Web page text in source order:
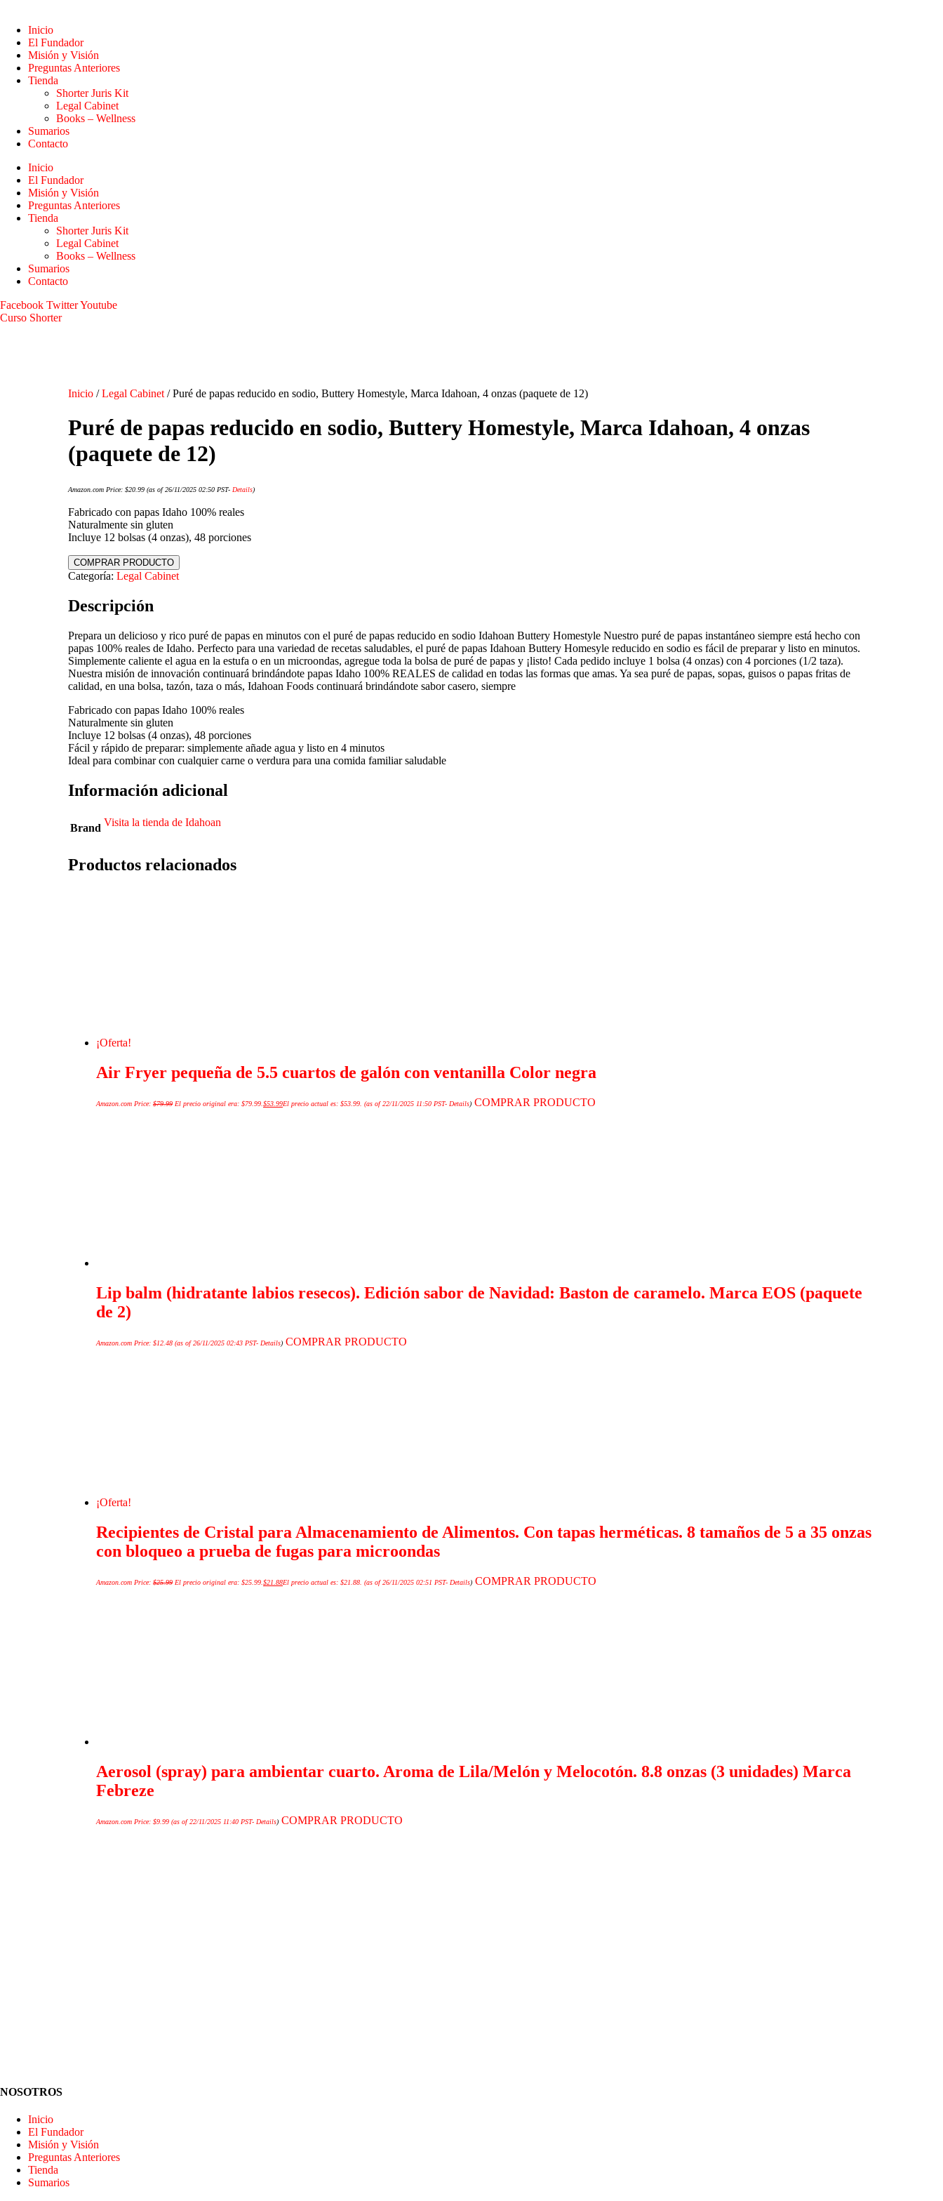
Inicio
El Fundador
Misión y Visión
Preguntas Anteriores
Tienda
Shorter Juris Kit
Legal Cabinet
Books – Wellness
Sumarios
Contacto
Inicio
El Fundador
Misión y Visión
Preguntas Anteriores
Tienda
Shorter Juris Kit
Legal Cabinet
Books – Wellness
Sumarios
Contacto
Facebook TwitterYoutube
Curso Shorter
Inicio /Legal Cabinet / Puré de papas reducido en sodio, Buttery Homestyle, Marca Idahoan, 4 onzas (paquete de 12)
Puré de papas reducido en sodio, Buttery Homestyle, Marca Idahoan, 4 onzas
(paquete de 12)
Amazon.com Price: $20.99 (as of 26/11/2025 02:50 PST- Details)
Fabricado con papas Idaho 100% reales
Naturalmente sin gluten
Incluye 12 bolsas (4 onzas), 48 porciones
COMPRAR PRODUCTO
Categoría: Legal Cabinet
Descripción
Prepara un delicioso y rico puré de papas en minutos con el puré de papas reducido en sodio Idahoan Buttery Homestyle Nuestro puré de papas instantáneo siempre está hecho con
papas 100% reales de Idaho. Perfecto para una variedad de recetas saludables, el puré de papas Idahoan Buttery Homesyle reducido en sodio es fácil de preparar y listo en minutos.
Simplemente caliente el agua en la estufa o en un microondas, agregue toda la bolsa de puré de papas y ¡listo! Cada pedido incluye 1 bolsa (4 onzas) con 4 porciones (1/2 taza).
Nuestra misión de innovación continuará brindándote papas Idaho 100% REALES de calidad en todas las formas que amas. Ya sea puré de papas, sopas, guisos o papas fritas de
calidad, en una bolsa, tazón, taza o más, Idahoan Foods continuará brindándote sabor casero, siempre
Fabricado con papas Idaho 100% reales
Naturalmente sin gluten
Incluye 12 bolsas (4 onzas), 48 porciones
Fácil y rápido de preparar: simplemente añade agua y listo en 4 minutos
Ideal para combinar con cualquier carne o verdura para una comida familiar saludable
Información adicional
Brand Visita la tienda de Idahoan
Productos relacionados
¡Oferta!
Air Fryer pequeña de 5.5 cuartos de galón con ventanilla Color negra
Amazon.com Price: $79.99 El precio original era: $79.99. $53.99El precio actual es: $53.99. (as of 22/11/2025 11:50 PST- Details) COMPRAR PRODUCTO
Lip balm (hidratante labios resecos). Edición sabor de Navidad: Baston de caramelo. Marca EOS (paquete
de 2)
Amazon.com Price: $12.48 (as of 26/11/2025 02:43 PST- Details) COMPRAR PRODUCTO
¡Oferta!
Recipientes de Cristal para Almacenamiento de Alimentos. Con tapas herméticas. 8 tamaños de 5 a 35 onzas
con bloqueo a prueba de fugas para microondas
Amazon.com Price: $25.99 El precio original era: $25.99. $21.88El precio actual es: $21.88. (as of 26/11/2025 02:51 PST- Details) COMPRAR PRODUCTO
Aerosol (spray) para ambientar cuarto. Aroma de Lila/Melón y Melocotón. 8.8 onzas (3 unidades) Marca
Febreze
Amazon.com Price: $9.99 (as of 22/11/2025 11:40 PST- Details) COMPRAR PRODUCTO
NOSOTROS
Inicio
El Fundador
Misión y Visión
Preguntas Anteriores
Tienda
Sumarios